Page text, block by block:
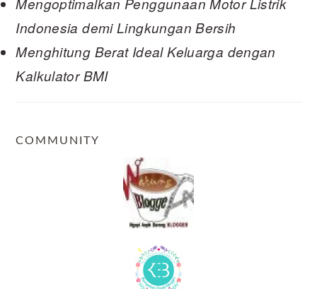
Indonesia demi Lingkungan Bersih
Menghitung Berat Ideal Keluarga dengan
Kalkulator BMI
COMMUNITY